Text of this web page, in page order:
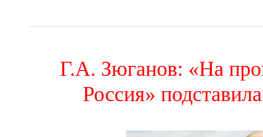
Г.А. Зюганов: «На
Россия»